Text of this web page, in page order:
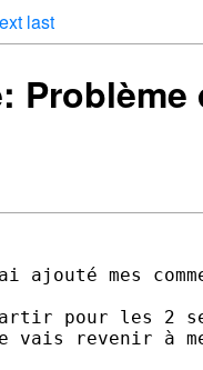
last
ajouté mes
pour les 2
revenir à